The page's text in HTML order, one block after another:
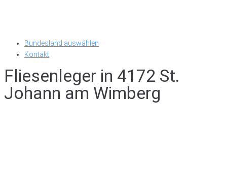
Bundesland auswählen
Kontakt
Fliesenleger in 4172 St.
Johann am Wimberg